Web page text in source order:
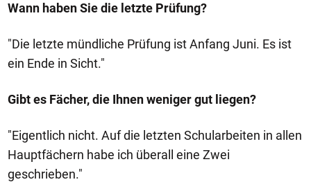
Wann haben Sie die letzte Prüfung?
"Die letzte mündliche Prüfung ist Anfang Juni. Es ist
ein Ende in Sicht."
Gibt es Fächer, die Ihnen weniger gut liegen?
"Eigentlich nicht. Auf die letzten Schularbeiten in allen
Hauptfächern habe ich überall eine Zwei
geschrieben."